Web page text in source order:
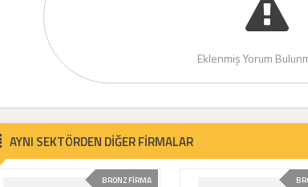
Eklenmiş Yorum
AYNI SEKTÖRDEN DİĞER FİRMALAR
BRONZ FİRMA